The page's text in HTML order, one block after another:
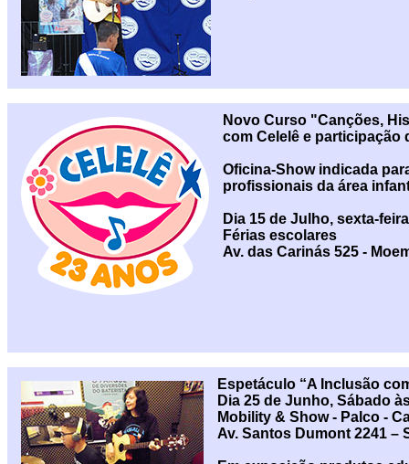
Novo Curso "Canções,
com Celelê e participação
Oficina-Show indicada
profissionais da área
Dia 15 de Julho, sexta-
Férias escolares
Av. das Carinás 525 -
Espetáculo “A Inclusão
Dia 25 de Junho, Sábado
Mobility & Show - Palco -
Av. Santos Dumont 2241 –